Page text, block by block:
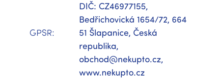
GPSR:
DIČ: CZ46977155,
Bedřichovická 1654/72, 664
51 Šlapanice, Česká
republika,
obchod@nekupto.cz,
www.nekupto.cz